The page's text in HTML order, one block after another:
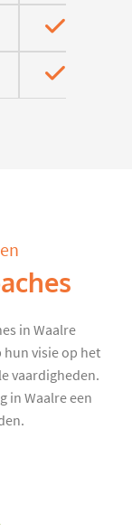
in Waalre
visie op het
vaardigheden.
in Waalre een